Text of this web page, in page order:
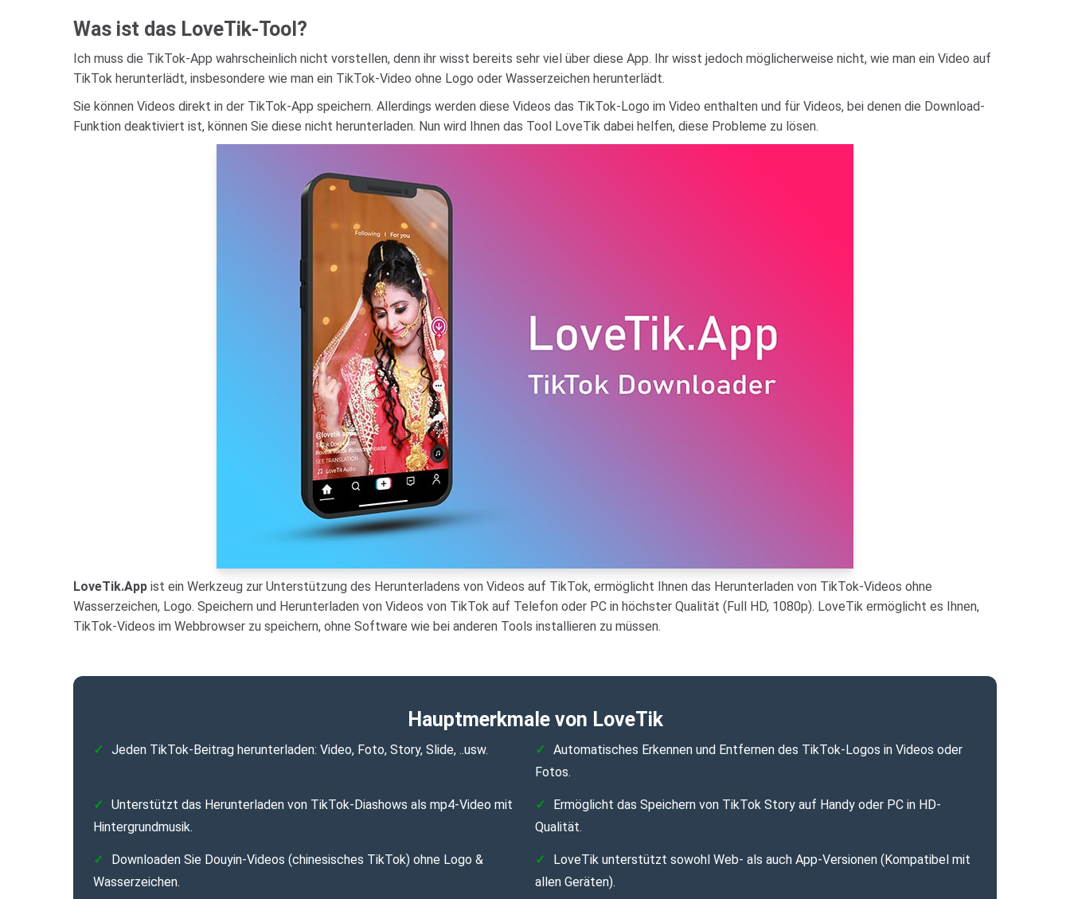
Was ist das LoveTik-Tool?
Ich muss die TikTok-App wahrscheinlich nicht vorstellen, denn ihr wisst bereits sehr viel über diese App. Ihr wisst jedoch möglicherweise nicht, wie man ein Video auf
TikTok herunterlädt, insbesondere wie man ein TikTok-Video ohne Logo oder Wasserzeichen herunterlädt.
Sie können Videos direkt in der TikTok-App speichern. Allerdings werden diese Videos das TikTok-Logo im Video enthalten und für Videos, bei denen die Download-
Funktion deaktiviert ist, können Sie diese nicht herunterladen. Nun wird Ihnen das Tool LoveTik dabei helfen, diese Probleme zu lösen.
LoveTik.App ist ein Werkzeug zur Unterstützung des Herunterladens von Videos auf TikTok, ermöglicht Ihnen das Herunterladen von TikTok-Videos ohne
Wasserzeichen, Logo. Speichern und Herunterladen von Videos von TikTok auf Telefon oder PC in höchster Qualität (Full HD, 1080p). LoveTik ermöglicht es Ihnen,
TikTok-Videos im Webbrowser zu speichern, ohne Software wie bei anderen Tools installieren zu müssen.
Hauptmerkmale von LoveTik
Jeden TikTok-Beitrag herunterladen: Video, Foto, Story, Slide, ..usw.
Automatisches Erkennen und Entfernen des TikTok-Logos in Videos oder
Fotos.
Unterstützt das Herunterladen von TikTok-Diashows als mp4-Video mit
Hintergrundmusik.
Ermöglicht das Speichern von TikTok Story auf Handy oder PC in HD-
Qualität.
Downloaden Sie Douyin-Videos (chinesisches TikTok) ohne Logo &
Wasserzeichen.
LoveTik unterstützt sowohl Web- als auch App-Versionen (Kompatibel mit
allen Geräten).